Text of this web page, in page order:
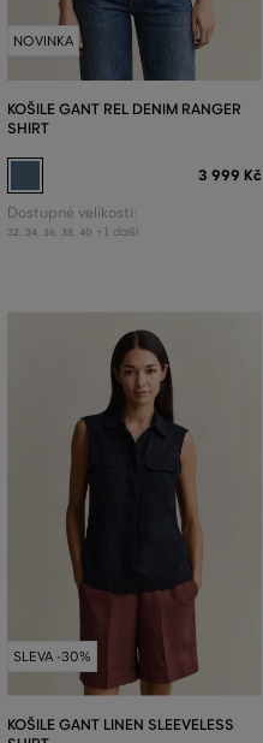
NOVINKA
KOŠILE GANT REL DENIM RANGER
SHIRT
3 999 Kč
Dostupné velikosti:
32 34 36 38 40 +1 další
SLEVA -30%
KOŠILE GANT LINEN SLEEVELESS